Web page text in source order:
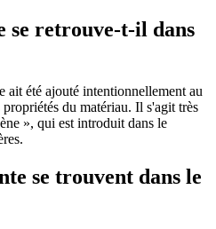
se retrouve-t-il dans
ait été ajouté intentionnellement au
du matériau. Il s'agit très
», qui est introduit dans le
se trouvent dans le